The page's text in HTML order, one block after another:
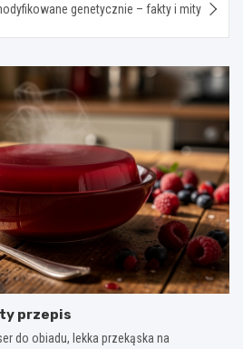
genetycznie – fakty i mity
przepis
do obiadu, lekka przekąska na